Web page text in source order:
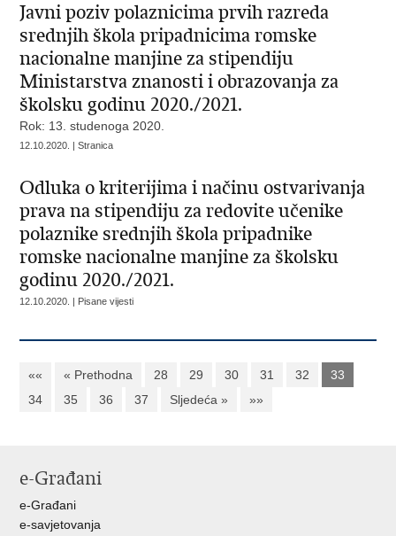
Javni poziv polaznicima prvih razreda
srednjih škola pripadnicima romske
nacionalne manjine za stipendiju
Ministarstva znanosti i obrazovanja za
školsku godinu 2020./2021.
Rok: 13. studenoga 2020.
12.10.2020. | Stranica
Odluka o kriterijima i načinu ostvarivanja
prava na stipendiju za redovite učenike
polaznike srednjih škola pripadnike
romske nacionalne manjine za školsku
godinu 2020./2021.
12.10.2020. | Pisane vijesti
«« « Prethodna 28 29 30 31 32
33
34
35 36 37 Sljedeća » »»
e-Građani
e-Građani
e-savjetovanja